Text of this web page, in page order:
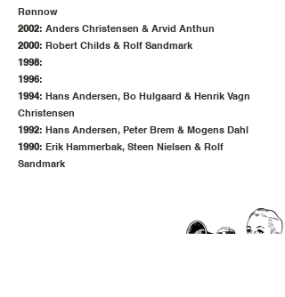
Rønnow
2002: Anders Christensen & Arvid Anthun
2000: Robert Childs & Rolf Sandmark
1998:
1996:
1994: Hans Andersen, Bo Hulgaard & Henrik Vagn
Christensen
1992: Hans Andersen, Peter Brem & Mogens Dahl
1990: Erik Hammerbak, Steen Nielsen & Rolf
Sandmark